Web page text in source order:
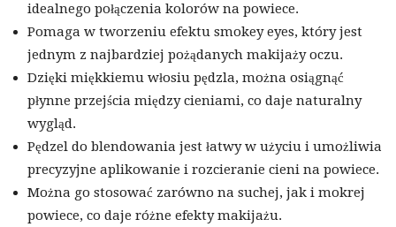
idealnego połączenia kolorów na powiece.
Pomaga w tworzeniu efektu smokey eyes, który jest
jednym z najbardziej pożądanych makijaży oczu.
Dzięki miękkiemu włosiu pędzla, można osiągnąć
płynne przejścia między cieniami, co daje naturalny
wygląd.
Pędzel do blendowania jest łatwy w użyciu i umożliwia
precyzyjne aplikowanie i rozcieranie cieni na powiece.
Można go stosować zarówno na suchej, jak i mokrej
powiece, co daje różne efekty makijażu.